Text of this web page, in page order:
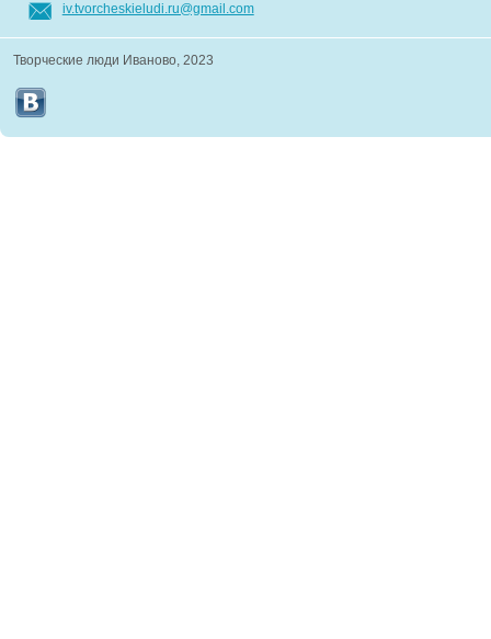
iv.tvorcheskieludi.ru@gmail.com
Творческие люди Иваново, 2023